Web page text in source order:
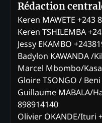
Rédaction
Keren MAWETE +243
Keren TSHILEMBA
Jessy EKAMBO
Badylon KAWANDA /
Marcel Mbombo/
Gloire TSONGO /
Guillaume MABALA/
898914140
Olivier OKANDE/Ituri